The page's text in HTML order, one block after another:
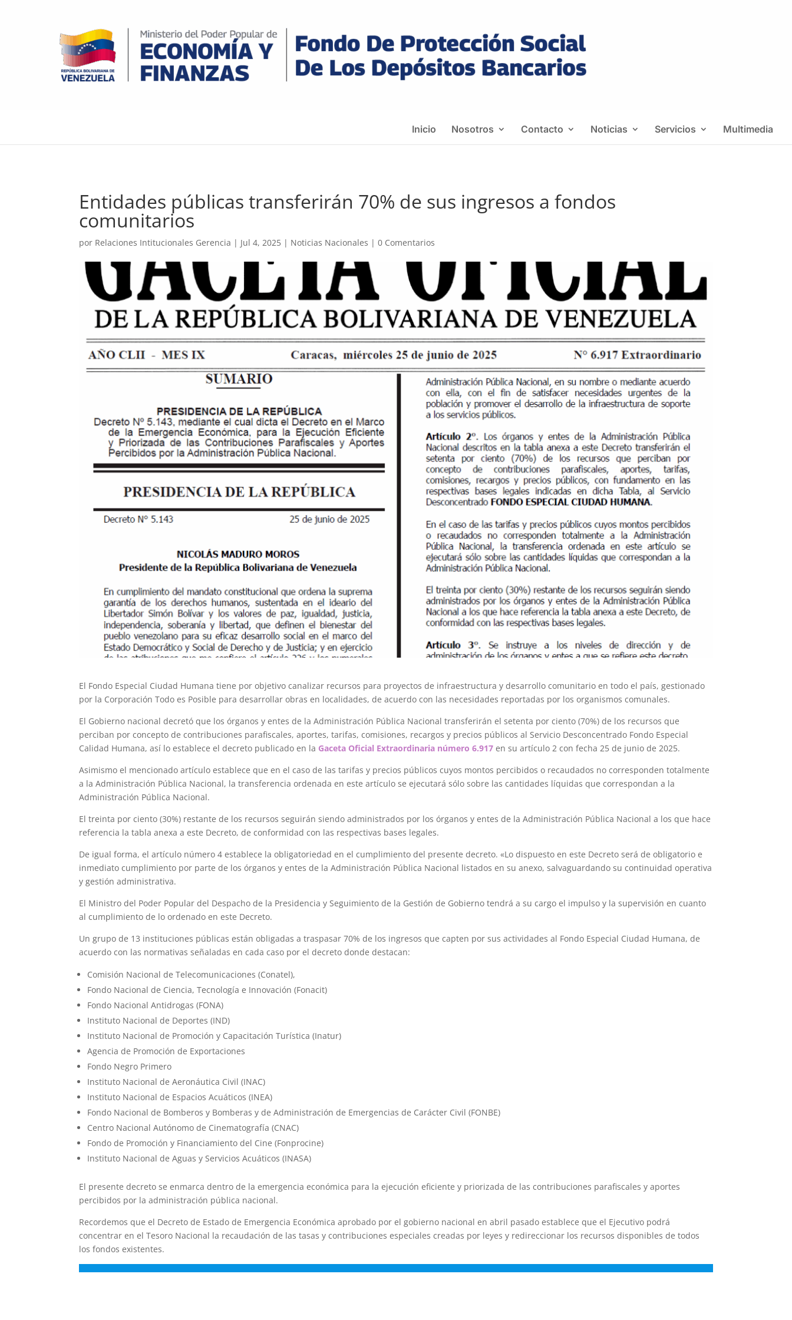
Inicio Nosotros Contacto Noticias Servicios Multimedia
Entidades públicas transferirán 70% de sus ingresos a fondos
comunitarios
por Relaciones Intitucionales Gerencia | Jul 4, 2025 | Noticias Nacionales |0 Comentarios
El Fondo Especial Ciudad Humana tiene por objetivo canalizar recursos para proyectos de infraestructura y desarrollo comunitario en todo el país, gestionado
por la Corporación Todo es Posible para desarrollar obras en localidades, de acuerdo con las necesidades reportadas por los organismos comunales.
El Gobierno nacional decretó que los órganos y entes de la Administración Pública Nacional transferirán el setenta por ciento (70%) de los recursos que
perciban por concepto de contribuciones parafiscales, aportes, tarifas, comisiones, recargos y precios públicos al Servicio Desconcentrado Fondo Especial
Calidad Humana, así lo establece el decreto publicado en la Gaceta Oficial Extraordinaria número 6.917 en su artículo 2 con fecha 25 de junio de 2025.
Asimismo el mencionado artículo establece que en el caso de las tarifas y precios públicos cuyos montos percibidos o recaudados no corresponden totalmente
a la Administración Pública Nacional, la transferencia ordenada en este artículo se ejecutará sólo sobre las cantidades líquidas que correspondan a la
Administración Pública Nacional.
El treinta por ciento (30%) restante de los recursos seguirán siendo administrados por los órganos y entes de la Administración Pública Nacional a los que hace
referencia la tabla anexa a este Decreto, de conformidad con las respectivas bases legales.
De igual forma, el artículo número 4 establece la obligatoriedad en el cumplimiento del presente decreto. «Lo dispuesto en este Decreto será de obligatorio e
inmediato cumplimiento por parte de los órganos y entes de la Administración Pública Nacional listados en su anexo, salvaguardando su continuidad operativa
y gestión administrativa.
El Ministro del Poder Popular del Despacho de la Presidencia y Seguimiento de la Gestión de Gobierno tendrá a su cargo el impulso y la supervisión en cuanto
al cumplimiento de lo ordenado en este Decreto.
Un grupo de 13 instituciones públicas están obligadas a traspasar 70% de los ingresos que capten por sus actividades al Fondo Especial Ciudad Humana, de
acuerdo con las normativas señaladas en cada caso por el decreto donde destacan:
Comisión Nacional de Telecomunicaciones (Conatel),
Fondo Nacional de Ciencia, Tecnología e Innovación (Fonacit)
Fondo Nacional Antidrogas (FONA)
Instituto Nacional de Deportes (IND)
Instituto Nacional de Promoción y Capacitación Turística (Inatur)
Agencia de Promoción de Exportaciones
Fondo Negro Primero
Instituto Nacional de Aeronáutica Civil (INAC)
Instituto Nacional de Espacios Acuáticos (INEA)
Fondo Nacional de Bomberos y Bomberas y de Administración de Emergencias de Carácter Civil (FONBE)
Centro Nacional Autónomo de Cinematografía (CNAC)
Fondo de Promoción y Financiamiento del Cine (Fonprocine)
Instituto Nacional de Aguas y Servicios Acuáticos (INASA)
El presente decreto se enmarca dentro de la emergencia económica para la ejecución eficiente y priorizada de las contribuciones parafiscales y aportes
percibidos por la administración pública nacional.
Recordemos que el Decreto de Estado de Emergencia Económica aprobado por el gobierno nacional en abril pasado establece que el Ejecutivo podrá
concentrar en el Tesoro Nacional la recaudación de las tasas y contribuciones especiales creadas por leyes y redireccionar los recursos disponibles de todos
los fondos existentes.